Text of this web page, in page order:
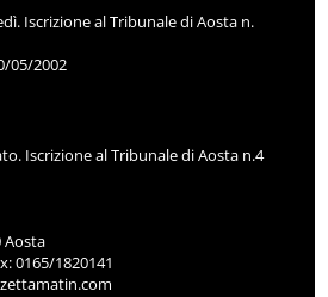
Iscrizione al Tribunale di Aosta n.
05/2002
Iscrizione al Tribunale di Aosta n.4
Aosta
0165/1820141